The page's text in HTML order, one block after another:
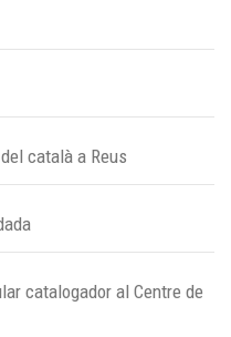
català a Reus
catalogador al Centre de